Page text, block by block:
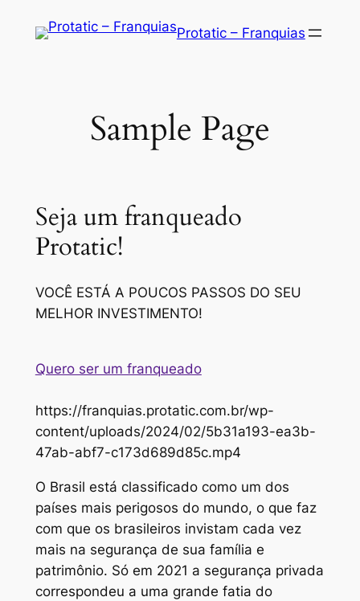
Protatic – Franquias
Sample Page
Seja um franqueado
Protatic!
VOCÊ ESTÁ A POUCOS PASSOS DO SEU
MELHOR INVESTIMENTO!
Quero ser um franqueado
https://franquias.protatic.com.br/wp-
content/uploads/2024/02/5b31a193-ea3b-
47ab-abf7-c173d689d85c.mp4
O Brasil está classificado como um dos
países mais perigosos do mundo, o que faz
com que os brasileiros invistam cada vez
mais na segurança de sua família e
patrimônio. Só em 2021 a segurança privada
correspondeu a uma grande fatia do